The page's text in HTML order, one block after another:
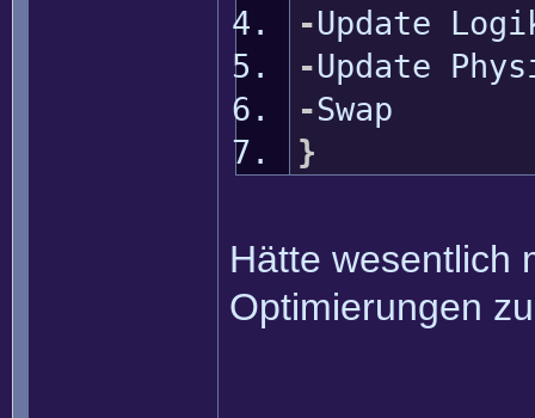
-Update
-Update
-Swap
}
Hätte wesentlich
Optimierungen